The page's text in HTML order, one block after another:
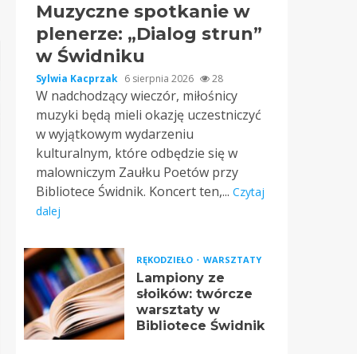
Muzyczne spotkanie w
plenerze: „Dialog strun”
w Świdniku
Sylwia Kacprzak 6 sierpnia 2026 28
W nadchodzący wieczór, miłośnicy
muzyki będą mieli okazję uczestniczyć
w wyjątkowym wydarzeniu
kulturalnym, które odbędzie się w
malowniczym Zaułku Poetów przy
Bibliotece Świdnik. Koncert ten,... Czytaj
dalej
RĘKODZIEŁO WARSZTATY
Lampiony ze
słoików: twórcze
warsztaty w
Bibliotece Świdnik